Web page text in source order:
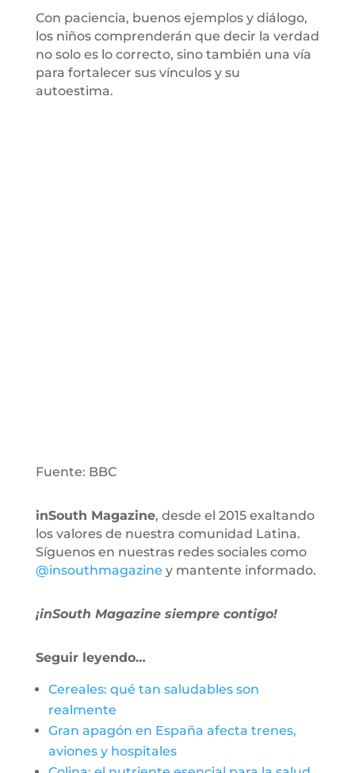
Con paciencia, buenos ejemplos y diálogo,
los niños comprenderán que decir la verdad
no solo es lo correcto, sino también una vía
para fortalecer sus vínculos y su
autoestima.
Fuente: BBC
inSouth Magazine, desde el 2015 exaltando
los valores de nuestra comunidad Latina.
Síguenos en nuestras redes sociales como
@insouthmagazine y mantente informado.
¡inSouth Magazine siempre contigo!
Seguir leyendo…
Cereales: qué tan saludables son
realmente
Gran apagón en España afecta trenes,
aviones y hospitales